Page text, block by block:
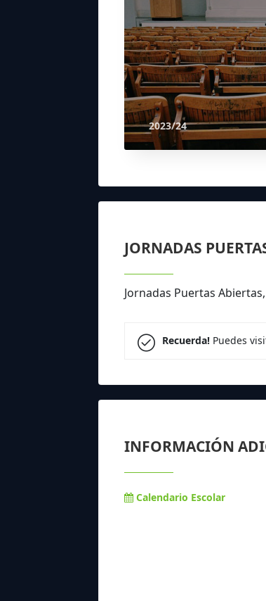
2023/24
JORNADAS
Jornadas Puertas Abiertas,
Recuerda!Puedes
INFORMACIÓN
Calendario Escolar